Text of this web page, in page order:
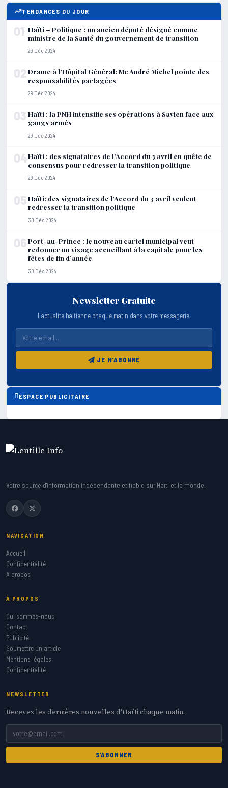
TENDANCES DU JOUR
01 Haïti – Politique : un ancien député désigné comme
ministre de la Santé du gouvernement de transition
29 Déc 2024
02Drame à l’Hôpital Général: Me André Michel pointe des
responsabilités partagées
29 Déc 2024
03 Haïti : la PNH intensifie ses opérations à Savien face aux
gangs armés
29 Déc 2024
04Haïti : des signataires de l’Accord du 3 avril en quête de
consensus pour redresser la transition politique
29 Déc 2024
05Haïti: des signataires de l’Accord du 3 avril veulent
redresser la transition politique
30 Déc 2024
06Port-au-Prince : le nouveau cartel municipal veut
redonner un visage accueillant à la capitale pour les
fêtes de fin d’année
30 Déc 2024
Newsletter Gratuite
L'actualite haitienne chaque matin dans votre messagerie.
JE M'ABONNE
ESPACE PUBLICITAIRE
Votre source d'information indépendante et fiable sur Haïti et le monde.
NAVIGATION
Accueil
Confidentialité
A propos
À PROPOS
Qui sommes-nous
Contact
Publicité
Soumettre un article
Mentions légales
Confidentialité
NEWSLETTER
Recevez les dernières nouvelles d'Haïti chaque matin.
S'ABONNER